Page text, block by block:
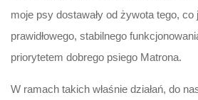
moje psy dostawały od żywota tego,
prawidłowego, stabilnego
priorytetem dobrego psiego Matrona.
W ramach takich właśnie działań, do